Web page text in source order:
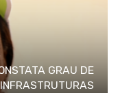
GRAU DE